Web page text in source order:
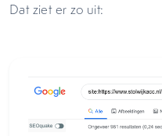
Dat ziet er zo uit: